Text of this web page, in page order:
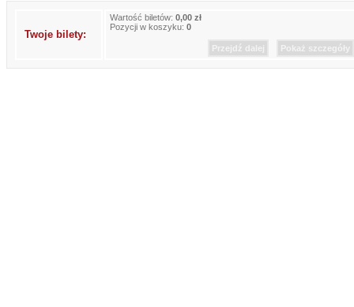
Twoje bilety:
Wartość biletów: 0,00 zł
Pozycji w koszyku: 0
Pokaż szczegóły
Przejdź dalej